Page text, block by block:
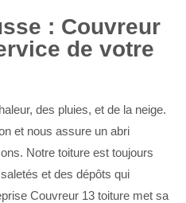
: Couvreur
de votre
des pluies, et de la neige.
et nous assure un abri
Notre toiture est toujours
et des dépôts qui
Couvreur 13 toiture met sa